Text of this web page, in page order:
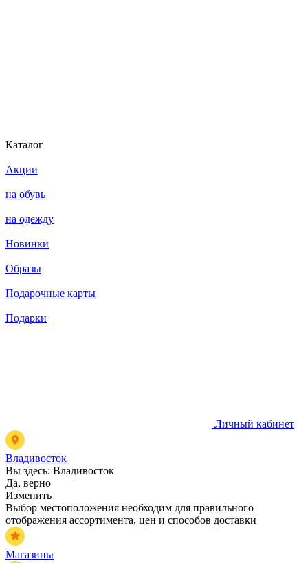
Каталог
Акции
на обувь
на одежду
Новинки
Образы
Подарочные карты
Подарки
Личный кабинет
Владивосток
Вы здесь: Владивосток
Да, верно
Изменить
Выбор местоположения необходим для правильного
отображения ассортимента, цен и способов доставки
Магазины